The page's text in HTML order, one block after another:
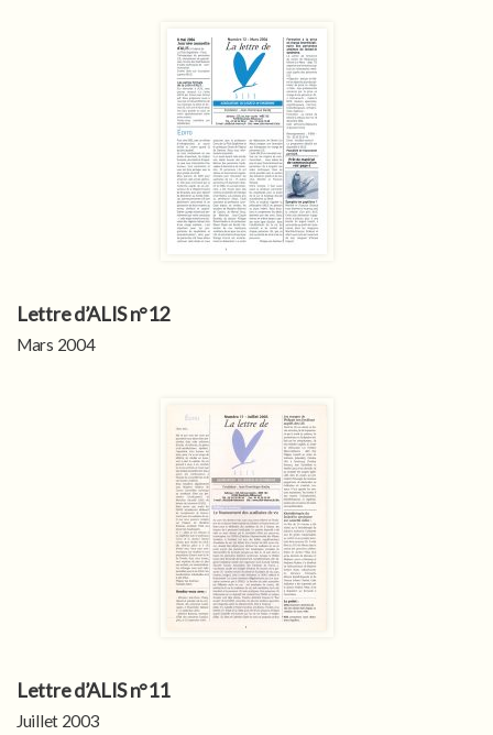
Lettre d’ALIS n°12
Mars 2004
Lettre d’ALIS n°11
Juillet 2003